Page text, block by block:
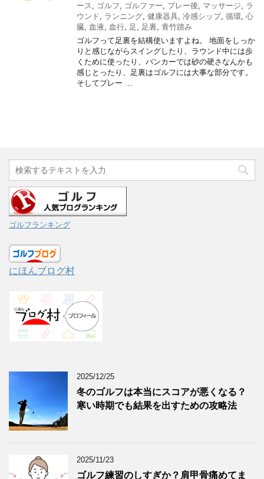
ース
ゴルフ ゴルファー プレー後 マッサージ
ラ
ウンド
ランニング 健康器具 冷感シップ, 循環 心
臓
血液 血行 足 足裏 青竹踏み
ゴルフって足裏を結構使いますよね。 地面をしっか
りと感じながらスイングしたり、ラウンド中には歩
くために使ったり、バンカーでは砂の硬さなんかも
感じとったり、足裏はゴルフには大事な部分です。
そしてプレー …
ゴルフランキング
にほんブログ村
2025/12/25
冬のゴルフは本当にスコアが悪くなる？
寒い時期でも結果を出すための攻略法
2025/11/23
ゴルフ練習のしすぎか？肩甲骨痛めてま